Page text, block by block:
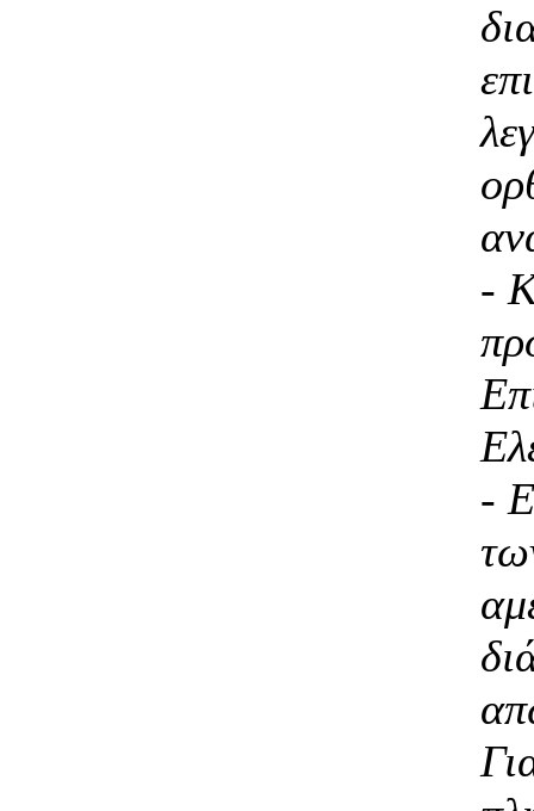
-
-